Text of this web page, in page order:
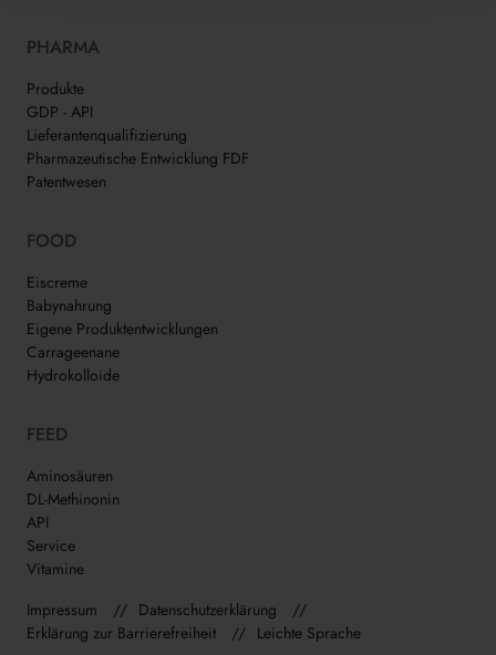
PHARMA
Produkte
GDP - API
Lieferantenqualifizierung
Pharmazeutische Entwicklung FDF
Patentwesen
FOOD
Eiscreme
Babynahrung
Eigene Produktentwicklungen
Carrageenane
Hydrokolloide
FEED
Aminosäuren
DL-Methinonin
API
Service
Vitamine
Impressum
Datenschutzerklärung
Erklärung zur Barrierefreiheit
Leichte Sprache